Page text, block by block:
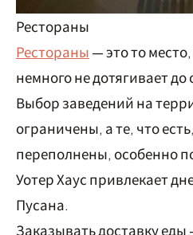
Рестораны
Рестораны — это то
немного не дотягивает до
Выбор заведений на
ограничены, а те, что
переполнены, особенно
Уотер Хаус привлекает
Пусана.
Заказывать доставку